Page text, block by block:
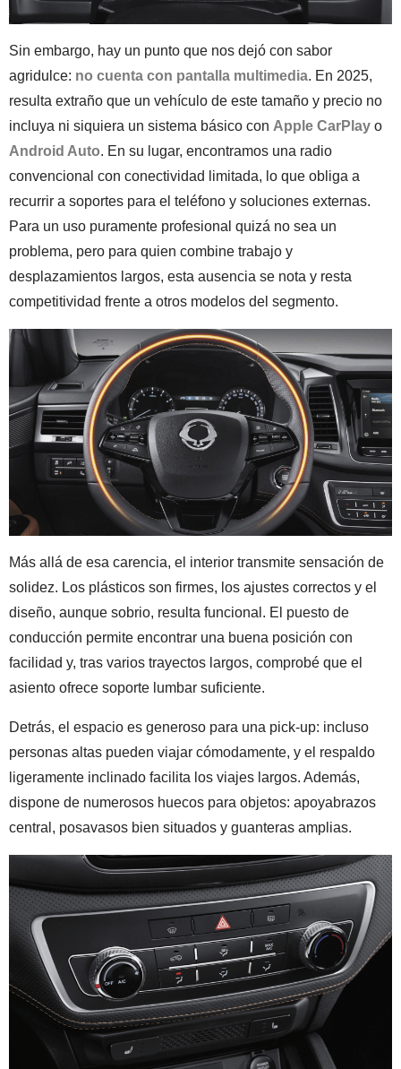
Sin embargo, hay un punto que nos dejó con sabor
agridulce: no cuenta con pantalla multimedia. En 2025,
resulta extraño que un vehículo de este tamaño y precio no
incluya ni siquiera un sistema básico con Apple CarPlay o
Android Auto. En su lugar, encontramos una radio
convencional con conectividad limitada, lo que obliga a
recurrir a soportes para el teléfono y soluciones externas.
Para un uso puramente profesional quizá no sea un
problema, pero para quien combine trabajo y
desplazamientos largos, esta ausencia se nota y resta
competitividad frente a otros modelos del segmento.
Más allá de esa carencia, el interior transmite sensación de
solidez. Los plásticos son firmes, los ajustes correctos y el
diseño, aunque sobrio, resulta funcional. El puesto de
conducción permite encontrar una buena posición con
facilidad y, tras varios trayectos largos, comprobé que el
asiento ofrece soporte lumbar suficiente.
Detrás, el espacio es generoso para una pick-up: incluso
personas altas pueden viajar cómodamente, y el respaldo
ligeramente inclinado facilita los viajes largos. Además,
dispone de numerosos huecos para objetos: apoyabrazos
central, posavasos bien situados y guanteras amplias.